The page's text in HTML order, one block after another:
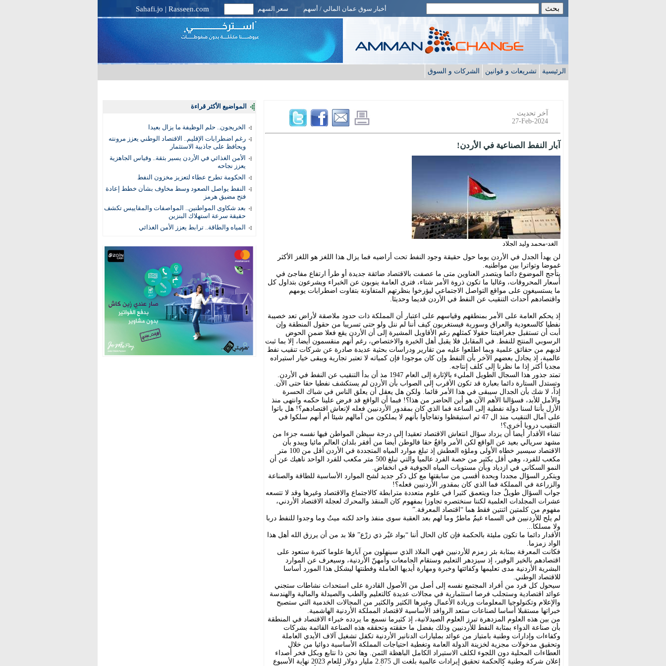
أخبار سوق عمان المالي / أسهم سعر السهم Sahafi.jo | Rasseen.com
الرئيسية تشريعات و قوانين الشركات و السوق
المواضيع الأكثر قراءة
الخريجون.. حلم الوظيفة ما يزال بعيدا
رغم اضطرابات الإقليم.. الاقتصاد الوطني يعزز مرونته
ويحافظ على جاذبية الاستثمار
الأمن الغذائي في الأردن يسير بثقة.. وقياس الجاهزية
يعزز نجاحه
الحكومة تطرح عطاء لتعزيز مخزون النفط
النفط يواصل الصعود وسط مخاوف بشأن خطط إعادة
فتح مضيق هرمز
بعد شكاوى المواطنين.. المواصفات والمقاييس تكشف
حقيقة سرعة استهلاك البنزين
المياه والطاقة.. ترابط يعزز الأمن الغذائي
آخر تحديث
27-Feb-2024
آبار النفط الصناعية في الأردن!
الغد-محمد وليد الجلاد
لن يهدأ الجدل في الأردن يوما حول حقيقة وجود النفط تحت أراضيه فما يزال هذا اللغز هو اللغز الأكثر
غموضا وتواترا بين مواطنيه.
يتأجج الموضوع دائما ويتصدر العناوين متى ما عصفت بالاقتصاد ضائقة جديدة أو طرأ ارتفاع مفاجئ في
أسعار المحروقات، وغالبا ما تكون ذروة الأمر شتاء، فترى العامة ينوبون عن الخبراء ويشرعون بتداول كل
ما يستسيغون على مواقع التواصل الاجتماعي ليؤرخوا بنظرتهم المتفاوتة بتفاوت اضطرابات يومهم
واقتصادهم أحداث التنقيب عن النفط في الأردن قديما وحديثا.
إذ يحكم العامة على الأمر بمنطقهم وقياسهم على اعتبار أن المملكة ذات حدود ملاصقة لأراض تعد خصيبة
نفطيا كالسعودية والعراق وسورية فيستغربون كيف أننا لم ننل ولو حتى تسريبا من حقول المنطقة وإن
أبت أن تستقبل جغرافيتنا حقولا كمثلهم رغم الأقاويل المشيرة إلى أن الأردن يقع فعلا ضمن الحوض
الرسوبي المنتج للنفط. في المقابل فلا يقبل أهل الخبرة والاختصاص، رغم أنهم منقسمون أيضا، إلا بما ثبت
لديهم من حقائق علمية وبما اطلعوا عليه من تقارير ودراسات بحثية عديدة صادرة عن شركات تنقيب نفط
عالمية، إذ يجادل بعضهم الآخر بأن النفط وإن كان موجودا فإن كمياته لا تعتبر تجارية ويبقى خيار استيراده
مجديا أكثر إذا ما نظرنا إلى كلف إنتاجه.
تمتد جذور هذا السجال الطويل المليء بالإثارة إلى العام 1947 مذ أن بدأ التنقيب عن النفط في الأردن.
وتستدل الستارة دائما بعبارة قد تكون الأقرب إلى الصواب بأن الأردن لم يستكشف نفطيا حقا حتى الآن.
إذاً، لا شك بأن الجدال سيبقى في هذا الأمر قائما. ولكن هل يعقل أن يعلق الناس في شباك الحسرة
والأمل للأبد، فسؤالنا الأهم الآن هو أين الحاضر من هذا؟! فبما أن الواقع قد فرض علينا حكمه وانتهى منذ
الأزل بأننا لسنا دولة نفطية إلى الساعة فما الذي كان بمقدور الأردنيين فعله لإنعاش اقتصادهم؟! هل باتوا
على آمال التنقيب منذ ال 47 ثم استيقظوا وتفاجأوا بأنهم لا يملكون من آمالهم شيئا أم أنهم سلكوا في
التنقيب دروبا أخرى؟!
تشاء الأقدار أيضا أن يزداد سؤال انتعاش الاقتصاد تعقيدا إلى درجة سيظن المواطن فيها نفسه جزءا من
مشهد سريالي بعيد عن الواقع لكن الأمر واقعٌ حقا فالوطن أيضا من أفقر بلدان العالم مائيا ويبدو بأن
الاقتصاد سيسير خطاه الأولى وملؤه العطش إذ تبلغ موارد المياه المتجددة في الأردن أقل من 100 متر
مكعب للفرد، وهي أقل بكثير من حصة الفرد عالميا والتي تبلغ 500 متر مكعب للفرد الواحد ناهيك عن أن
النمو السكاني في ازدياد وبأن مستويات المياه الجوفية في انخفاض.
ويتكرر السؤال مجددا وبحدة أقسى من سابقتها مع كل ذكر جديد لشح الموارد الأساسية للطاقة والصناعة
والزراعة في المملكة فما الذي كان بمقدور الأردنيين فعله؟!
جواب السؤال طويلٌ جدا ويتعمق كثيرا في علوم متعددة مترابطة كالاجتماع والاقتصاد وغيرها وقد لا تتسعه
عشرات المجلدات العلمية لكننا سنختصره تجاوزا بمفهوم كان المنقذ والمحرك لعجلة الاقتصاد الأردني،
مفهوم من كلمتين اثنتين فقط هما “اقتصاد المعرفة.”
لم يلح للأردنيين في السماء غيمٌ ماطرٌ وما لهم بعد العقبة سوى منفذ واحد لكنه ميتٌ وما وجدوا للنفط دربا
ولا مسلكا...
الأقدار دائما ما تكون مليئة بالحكمة فإن كان الحال أننا “بواد غيْر ذي زرْع” فلا بد من أن يرزق الله أهل هذا
الواد زمزما.
فكانت المعرفة بمثابة بئر زمزم للأردنيين فهي الملاذ الذي سينهلون من آبارها علوما كثيرة ستعود على
اقتصادهم بالخير الوفير، إذ سيزدهر التعليم وستقام الجامعات وأمهنّ الأردنية، وسيعرف عن الموارد
البشرية الأردنية مدى تعليمها وكفائتها وخبرة ومهارة أيديها العاملة وفطنتها ليشكل هذا المورد أساسا
للاقتصاد الوطني.
سيحول كل فرد من أفراد المجتمع نفسه إلى أصل من الأصول القادرة على استحداث نشاطات ستجني
عوائد اقتصادية وستجلب فرصا استثمارية في مجالات عديدة كالتعليم والطب والصيدلة والمالية والهندسة
والإعلام وتكنولوجيا المعلومات وريادة الأعمال وغيرها الكثير والكثير من المجالات الخدمية التي ستصبح
خبراتها مستقبلا أساسا لصناعات ستعد الروافد الأساسية لاقتصاد المملكة الأردنية الهاشمية.
من بين هذه العلوم المزدهرة تبرز العلوم الصيدلانية، إذ كثيرما نسمع ما يردده خبراء الاقتصاد في المنطقة
بأن صناعة الدواء بمثابة النفط للأردنيين وذلك بفضل ما حققته وتحققه هذه الصناعة القائمة بشركات
وكفاءات وإدارات وطنية بامتياز من عوائد بمليارات الدنانير الأردنية تكفل تشغيل آلاف الأيدي العاملة
وتحقيق مدخولات مجزية لخزينة الدولة العامة وتغطية احتياجات المملكة الأساسية دوائيا من خلال
العطاءات المحلية دون اللجوء لكلف الاستيراد الكامل الباهظة الثمن. وها نحن ذا نتابع وبكل فخر أصداء
إعلان شركة وطنية كالحكمة تحقيق إيرادات عالمية بلغت ال 2.875 مليار دولار للعام 2023 نهاية الأسبوع